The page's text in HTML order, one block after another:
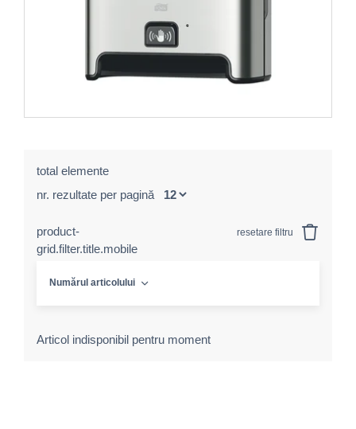
total elemente
nr. rezultate per pagină
product-
grid.filter.title.mobile
resetare filtru
Numărul articolului
Articol indisponibil pentru moment